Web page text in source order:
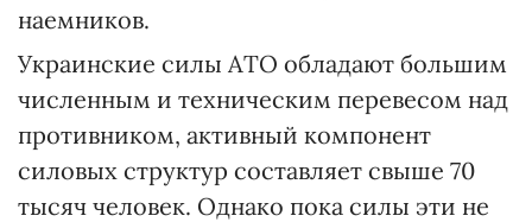
наемников.
Украинские силы АТО обладают большим
численным и техническим перевесом над
противником, активный компонент
силовых структур составляет свыше 70
тысяч человек. Однако пока силы эти не